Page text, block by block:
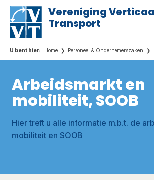
Vereniging
Transport
Home Personeel & Ondernemerszaken
Arbeidsmarkt en
mobiliteit, SOOB
Hier treft u alle informatie m.b.t. de
mobiliteit en SOOB